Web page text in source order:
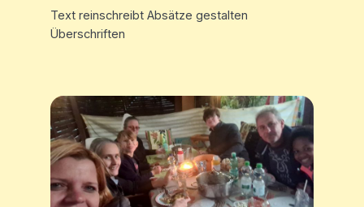
Text reinschreibt Absätze gestalten
Überschriften